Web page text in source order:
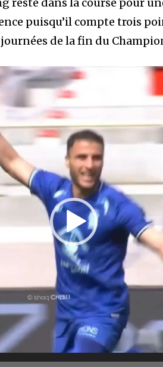
puisqu’il compte trois
de la fin du